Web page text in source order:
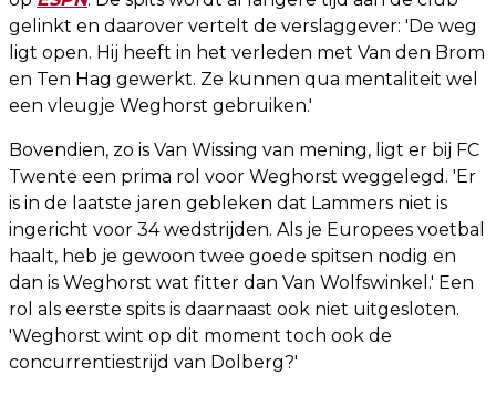
gelinkt en daarover vertelt de verslaggever: 'De weg
ligt open. Hij heeft in het verleden met Van den Brom
en Ten Hag gewerkt. Ze kunnen qua mentaliteit wel
een vleugje Weghorst gebruiken.'
Bovendien, zo is Van Wissing van mening, ligt er bij FC
Twente een prima rol voor Weghorst weggelegd. 'Er
is in de laatste jaren gebleken dat Lammers niet is
ingericht voor 34 wedstrijden. Als je Europees voetbal
haalt, heb je gewoon twee goede spitsen nodig en
dan is Weghorst wat fitter dan Van Wolfswinkel.' Een
rol als eerste spits is daarnaast ook niet uitgesloten.
'Weghorst wint op dit moment toch ook de
concurrentiestrijd van Dolberg?'